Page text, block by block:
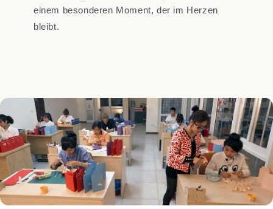
einem besonderen Moment, der im Herzen
bleibt.